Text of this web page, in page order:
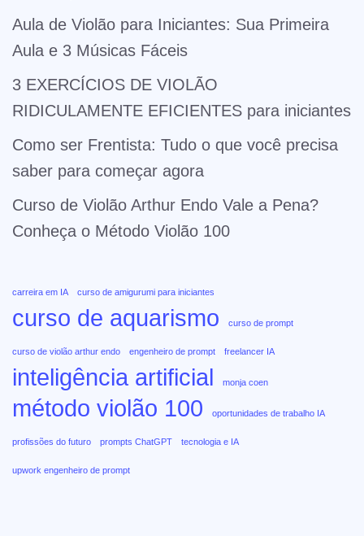
Aula de Violão para Iniciantes: Sua Primeira
Aula e 3 Músicas Fáceis
3 EXERCÍCIOS DE VIOLÃO
RIDICULAMENTE EFICIENTES para iniciantes
Como ser Frentista: Tudo o que você precisa
saber para começar agora
Curso de Violão Arthur Endo Vale a Pena?
Conheça o Método Violão 100
carreira em IA curso de amigurumi para iniciantes
curso de aquarismo curso de prompt
curso de violão arthur endo engenheiro de prompt freelancer IA
inteligência artificial monja coen
método violão 100 oportunidades de trabalho IA
profissões do futuro prompts ChatGPT tecnologia e IA
upwork engenheiro de prompt